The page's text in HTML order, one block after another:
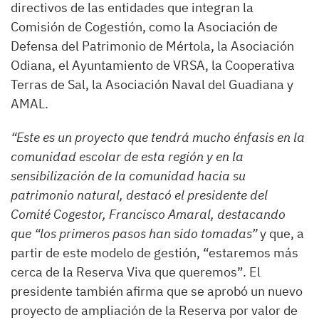
directivos de las entidades que integran la
Comisión de Cogestión, como la Asociación de
Defensa del Patrimonio de Mértola, la Asociación
Odiana, el Ayuntamiento de VRSA, la Cooperativa
Terras de Sal, la Asociación Naval del Guadiana y
AMAL.
“Este es un proyecto que tendrá mucho énfasis en la
comunidad escolar de esta región y en la
sensibilización de la comunidad hacia su
patrimonio natural, destacó el presidente del
Comité Cogestor, Francisco Amaral, destacando
que “los primeros pasos han sido tomadas”y que, a
partir de este modelo de gestión, “estaremos más
cerca de la Reserva Viva que queremos”. El
presidente también afirma que se aprobó un nuevo
proyecto de ampliación de la Reserva por valor de